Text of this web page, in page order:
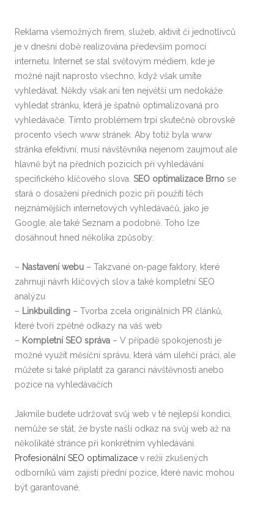
Reklama všemožných firem, služeb, aktivit či jednotlivců
je v dnešní době realizována především pomocí
internetu. Internet se stal světovým médiem, kde je
možné najít naprosto všechno, když však umíte
vyhledávat. Někdy však ani ten největší um nedokáže
vyhledat stránku, která je špatně optimalizovaná pro
vyhledávače. Tímto problémem trpí skutečně obrovské
procento všech www stránek. Aby totiž byla www
stránka efektivní, musí návštěvníka nejenom zaujmout ale
hlavně být na předních pozicích při vyhledávání
specifického klíčového slova. SEO optimalizace Brno se
stará o dosažení předních pozic při použití těch
nejznámějších internetových vyhledávačů, jako je
Google, ale také Seznam a podobně. Toho lze
dosáhnout hned několika způsoby:
– Nastavení webu – Takzvané on-page faktory, které
zahrnují návrh klíčových slov a také kompletní SEO
analýzu
– Linkbuilding – Tvorba zcela originálních PR článků,
které tvoří zpětné odkazy na váš web
– Kompletní SEO správa – V případě spokojenosti je
možné využít měsíční správu, která vám ulehčí práci, ale
můžete si také připlatit za garanci návštěvnosti anebo
pozice na vyhledávačích
Jakmile budete udržovat svůj web v té nejlepší kondici,
nemůže se stát, že byste našli odkaz na svůj web až na
několikáté stránce při konkrétním vyhledávání.
Profesionální SEO optimalizace v režii zkušených
odborníků vám zajistí přední pozice, které navíc mohou
být garantované.